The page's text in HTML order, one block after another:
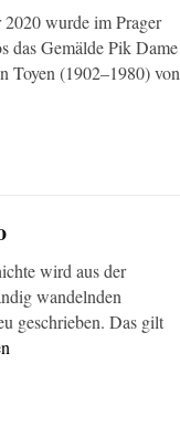
wurde im Prager
das Gemälde Pik Dame
Toyen (1902–1980) von
wird aus der
wandelnden
geschrieben. Das gilt